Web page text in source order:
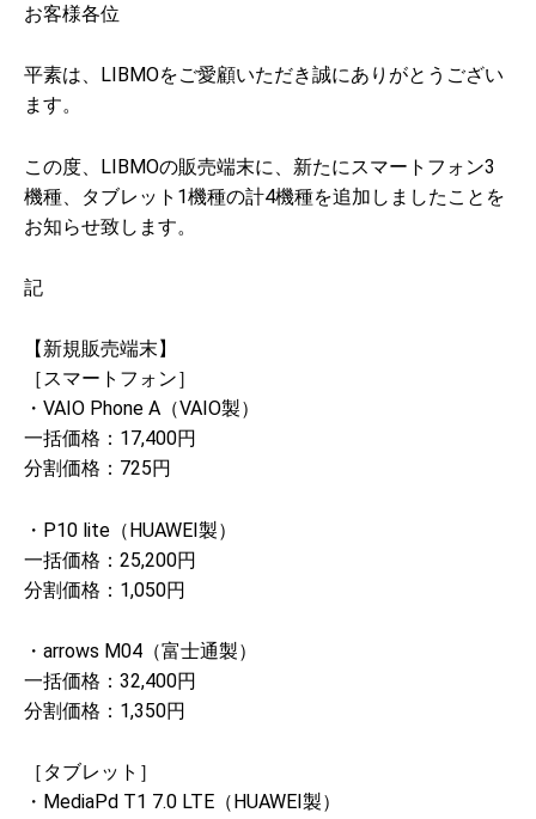
お客様各位
平素は、LIBMOをご愛顧いただき誠にありがとうござい
ます。
この度、LIBMOの販売端末に、新たにスマートフォン3
機種、タブレット1機種の計4機種を追加しましたことを
お知らせ致します。
記
【新規販売端末】
［スマートフォン］
・VAIO Phone A（VAIO製）
一括価格：17,400円
分割価格：725円
・P10 lite（HUAWEI製）
一括価格：25,200円
分割価格：1,050円
・arrows M04（富士通製）
一括価格：32,400円
分割価格：1,350円
［タブレット］
・MediaPd T1 7.0 LTE（HUAWEI製）